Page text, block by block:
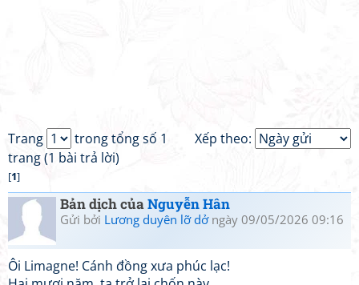
Xếp theo:
Trang
trong tổng số 1
trang (1 bài trả lời)
[1]
Bản dịch củaNguyễn Hân
Gửi bởi Lương duyên lỡ dởngày 09/05/2026 09:16
Ôi Limagne! Cánh đồng xưa phúc lạc!